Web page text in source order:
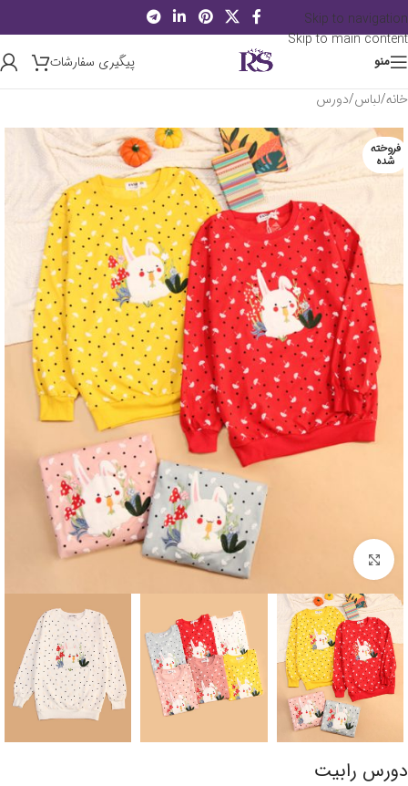
Skip to navigation
Skip to main content
منو
پیگیری سفارشات
خانه/لباس/دورس
فروخته
شده
برای بزرگنمایی کلیک کنید
دورس رابیت